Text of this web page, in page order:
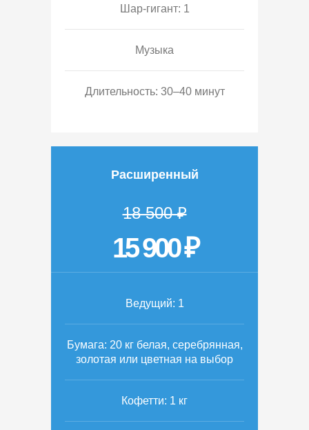
Шар-гигант: 1
Музыка
Длительность: 30–40 минут
Расширенный
18 500 ₽
15 900 ₽
Ведущий: 1
Бумага: 20 кг белая, серебрянная,
золотая или цветная на выбор
Кофетти: 1 кг